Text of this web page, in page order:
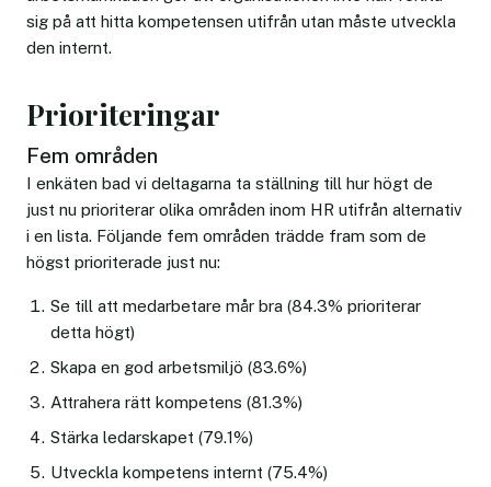
sig på att hitta kompetensen utifrån utan måste utveckla
den internt.
Prioriteringar
Fem områden
I enkäten bad vi deltagarna ta ställning till hur högt de
just nu prioriterar olika områden inom HR utifrån alternativ
i en lista. Följande fem områden trädde fram som de
högst prioriterade just nu:
Se till att medarbetare mår bra (84.3% prioriterar
detta högt)
Skapa en god arbetsmiljö (83.6%)
Attrahera rätt kompetens (81.3%)
Stärka ledarskapet (79.1%)
Utveckla kompetens internt (75.4%)